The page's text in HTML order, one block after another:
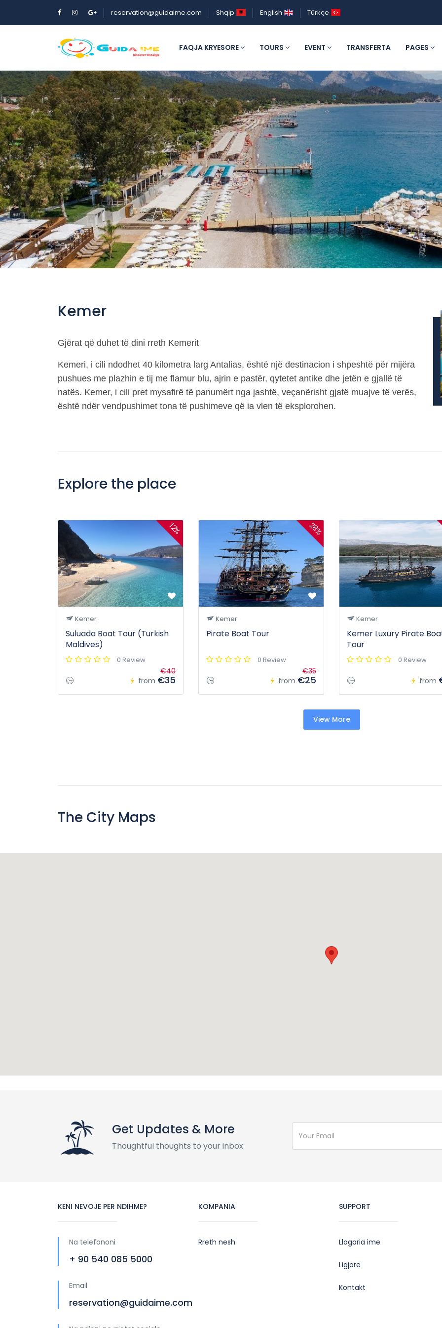
reservation@guidaime.com Shqip English Türkçe
FAQJA KRYESORE TOURS EVENT TRANSFERTA PAGES
Kemer
Gjërat që duhet të dini rreth Kemerit
Kemeri, i cili ndodhet 40 kilometra larg Antalias, është një destinacion i shpeshtë për mijëra
pushues me plazhin e tij me flamur blu, ajrin e pastër, qytetet antike dhe jetën e gjallë të
natës. Kemer, i cili pret mysafirë të panumërt nga jashtë, veçanërisht gjatë muajve të verës,
është ndër vendpushimet tona të pushimeve që ia vlen të eksplorohen.
Explore the place
12%
Kemer
Suluada Boat Tour (Turkish
Maldives)
0 Review
from
€40
€35
28%
Kemer
Pirate Boat Tour
0 Review
from
€35
€25
Kemer
Kemer Luxury Pirate
Tour
0 Review
from
View More
The City Maps
Get Updates & More
Thoughtful thoughts to your inbox
KENI NEVOJE PER NDIHME?
Na telefononi
+ 90 540 085 5000
Email
reservation@guidaime.com
KOMPANIA
Rreth nesh
SUPPORT
Llogaria ime
Ligjore
Kontakt